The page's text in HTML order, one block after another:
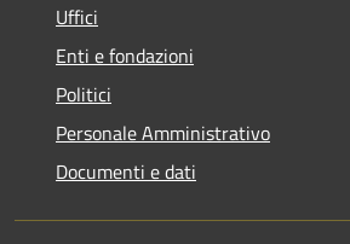
Uffici
Enti e fondazioni
Politici
Personale Amministrativo
Documenti e dati